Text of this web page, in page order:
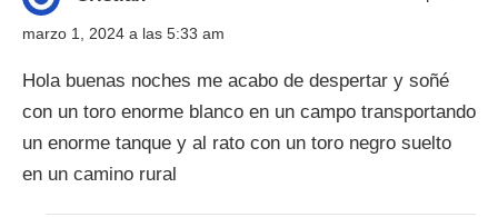
marzo 1, 2024 a las 5:33 am
Hola buenas noches me acabo de despertar y soñé
con un toro enorme blanco en un campo transportando
un enorme tanque y al rato con un toro negro suelto
en un camino rural